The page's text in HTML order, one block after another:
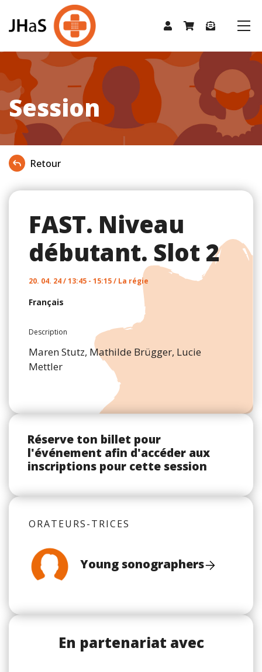
Session
Retour
FAST. Niveau
débutant. Slot 2
20. 04. 24 / 13:45 - 15:15 / La régie
Français
Description
Maren Stutz, Mathilde Brügger, Lucie
Mettler
Réserve ton billet pour
l'événement afin d'accéder aux
inscriptions pour cette session
ORATEURS-TRICES
Young sonographers
En partenariat avec